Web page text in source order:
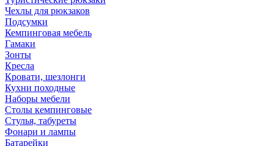
Чехлы для рюкзаков
Подсумки
Кемпинговая мебель
Гамаки
Зонты
Кресла
Кровати, шезлонги
Кухни походные
Наборы мебели
Столы кемпинговые
Стулья, табуреты
Фонари и лампы
Батарейки